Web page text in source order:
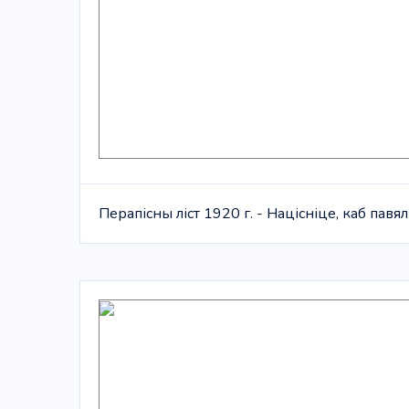
Перапісны ліст 1920 г. - Націсніце, каб